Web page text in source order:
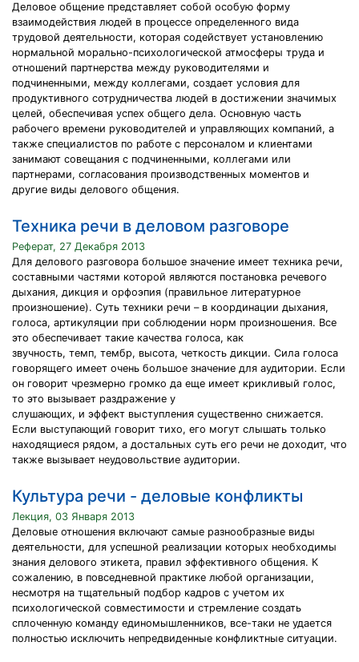
Деловое общение представляет собой особую форму
взаимодействия людей в процессе определенного вида
трудовой деятельности, которая содействует установлению
нормальной морально-психологической атмосферы труда и
отношений партнерства между руководителями и
подчиненными, между коллегами, создает условия для
продуктивного сотрудничества людей в достижении значимых
целей, обеспечивая успех общего дела. Основную часть
рабочего времени руководителей и управляющих компаний, а
также специалистов по работе с персоналом и клиентами
занимают совещания с подчиненными, коллегами или
партнерами, согласования производственных моментов и
другие виды делового общения.
Техника речи в деловом разговоре
Реферат, 27 Декабря 2013
Для делового разговора большое значение имеет техника речи,
составными частями которой являются постановка речевого
дыхания, дикция и орфоэпия (правильное литературное
произношение). Суть техники речи – в координации дыхания,
голоса, артикуляции при соблюдении норм произношения. Все
это обеспечивает такие качества голоса, как
звучность, темп, тембр, высота, четкость дикции. Сила голоса
говорящего имеет очень большое значение для аудитории. Если
он говорит чрезмерно громко да еще имеет крикливый голос,
то это вызывает раздражение у
слушающих, и эффект выступления существенно снижается.
Если выступающий говорит тихо, его могут слышать только
находящиеся рядом, а достальных суть его речи не доходит, что
также вызывает неудовольствие аудитории.
Культура речи - деловые конфликты
Лекция, 03 Января 2013
Деловые отношения включают самые разнообразные виды
деятельности, для успешной реализации которых необходимы
знания делового этикета, правил эффективного общения. К
сожалению, в повседневной практике любой организации,
несмотря на тщательный подбор кадров с учетом их
психологической совместимости и стремление создать
сплоченную команду единомышленников, все-таки не удается
полностью исключить непредвиденные конфликтные ситуации.